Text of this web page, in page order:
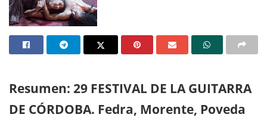
Resumen: 29 FESTIVAL DE LA GUITARRA
DE CÓRDOBA. Fedra, Morente, Poveda